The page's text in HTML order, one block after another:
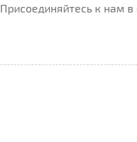
Присоединяйтесь к нам